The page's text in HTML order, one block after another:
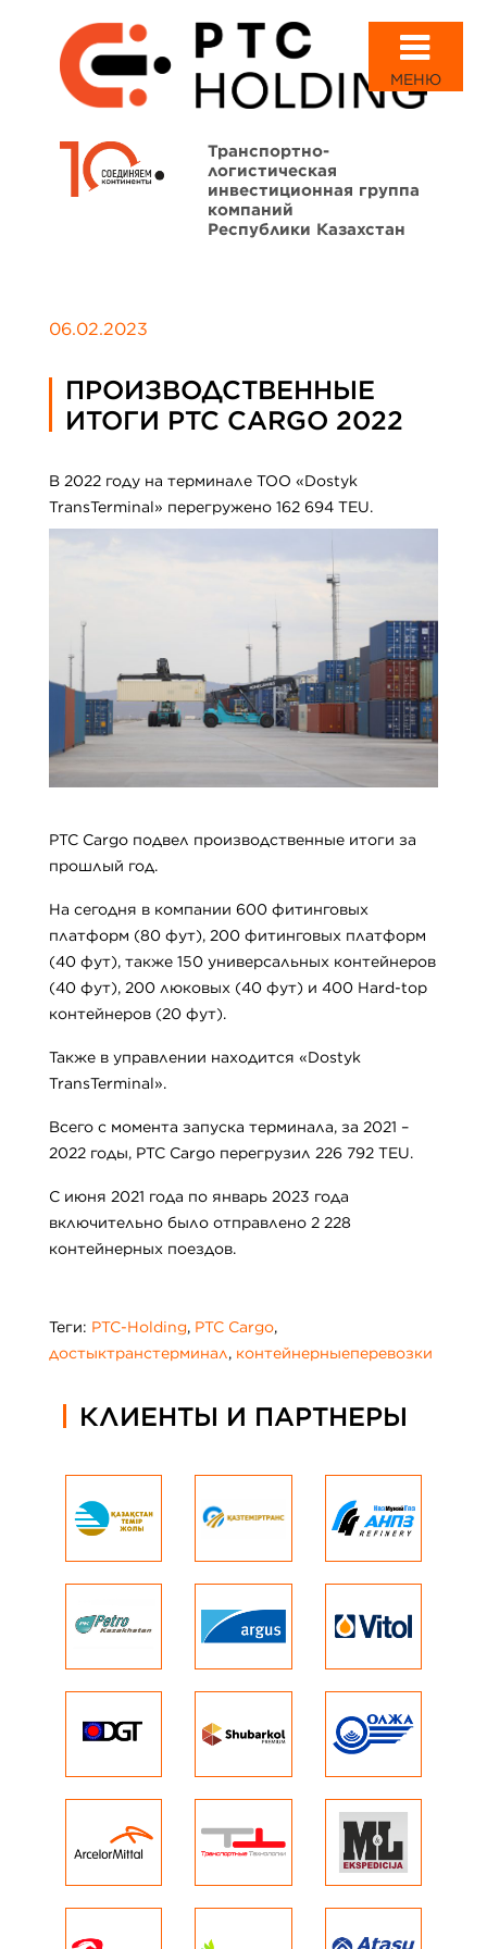
МЕНЮ
Транспортно-
логистическая
инвестиционная группа
компаний
Республики Казахстан
06.02.2023
ПРОИЗВОДСТВЕННЫЕ
ИТОГИ PTC CARGO 2022
В 2022 году на терминале ТОО «Dostyk
TransTerminal» перегружено 162 694 TEU.
PTC Cargo подвел производственные итоги за
прошлый год.
На сегодня в компании 600 фитинговых
платформ (80 фут), 200 фитинговых платформ
(40 фут), также 150 универсальных контейнеров
(40 фут), 200 люковых (40 фут) и 400 Hard-top
контейнеров (20 фут).
Также в управлении находится «Dostyk
TransTerminal».
Всего с момента запуска терминала, за 2021 –
2022 годы, PTC Cargo перегрузил 226 792 TEU.
С июня 2021 года по январь 2023 года
включительно было отправлено 2 228
контейнерных поездов.
Теги: PTC-Holding, PTC Cargo,
достыктранстерминал, контейнерныеперевозки
КЛИЕНТЫ И ПАРТНЕРЫ